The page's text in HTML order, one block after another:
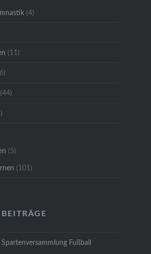
(4)
(11)
(44)
(5)
(101)
BEITRÄGE
Fußball